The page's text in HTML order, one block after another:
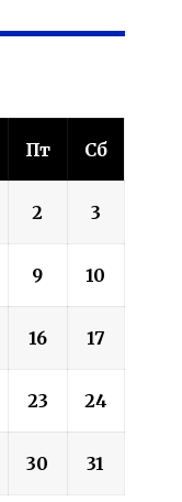
Пт Сб
2 3
9 10
16 17
23 24
30 31